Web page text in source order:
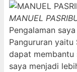
MANUEL
Pengalaman
Pangururan
dapat membantu
saya menjadi